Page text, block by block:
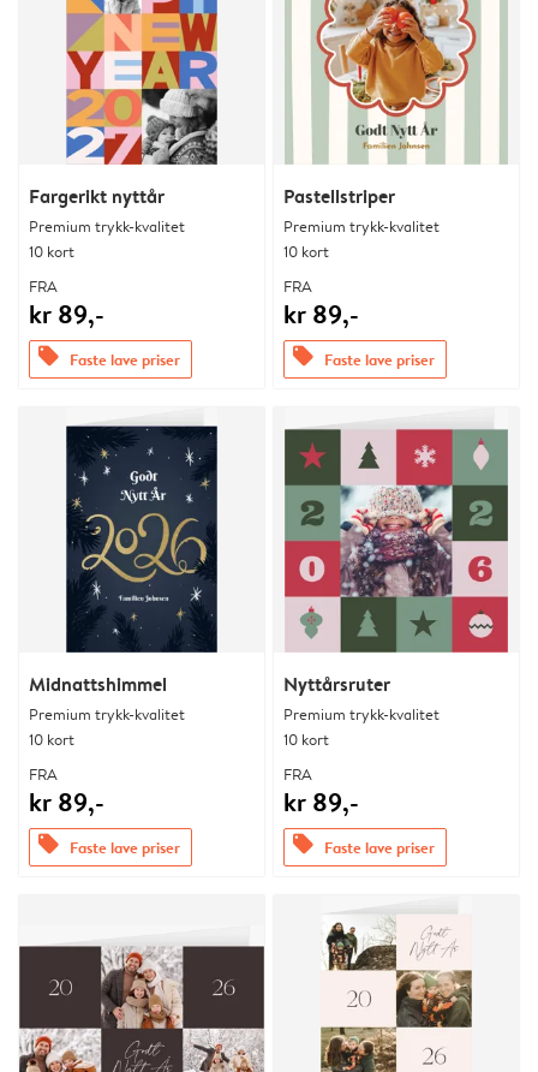
Fargerikt nyttår
Premium trykk-kvalitet
10 kort
FRA
kr 89,-
offers Faste lave priser
Pastellstriper
Premium trykk-kvalitet
10 kort
FRA
kr 89,-
offers Faste lave priser
Midnattshimmel
Premium trykk-kvalitet
10 kort
FRA
kr 89,-
offers Faste lave priser
Nyttårsruter
Premium trykk-kvalitet
10 kort
FRA
kr 89,-
offers Faste lave priser